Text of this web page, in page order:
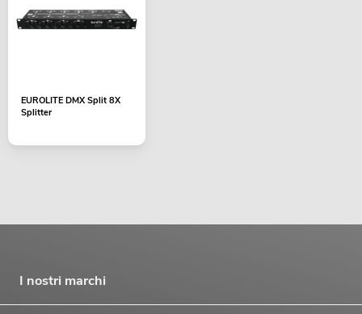
EUROLITE DMX Split 8X
Splitter
I nostri marchi